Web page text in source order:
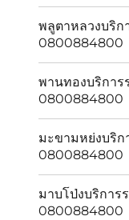
พลูตาหลวงบริก
0800884800
พานทองบริกา
0800884800
มะขามหย่งบริ
0800884800
มาบโป่งบริการ
0800884800